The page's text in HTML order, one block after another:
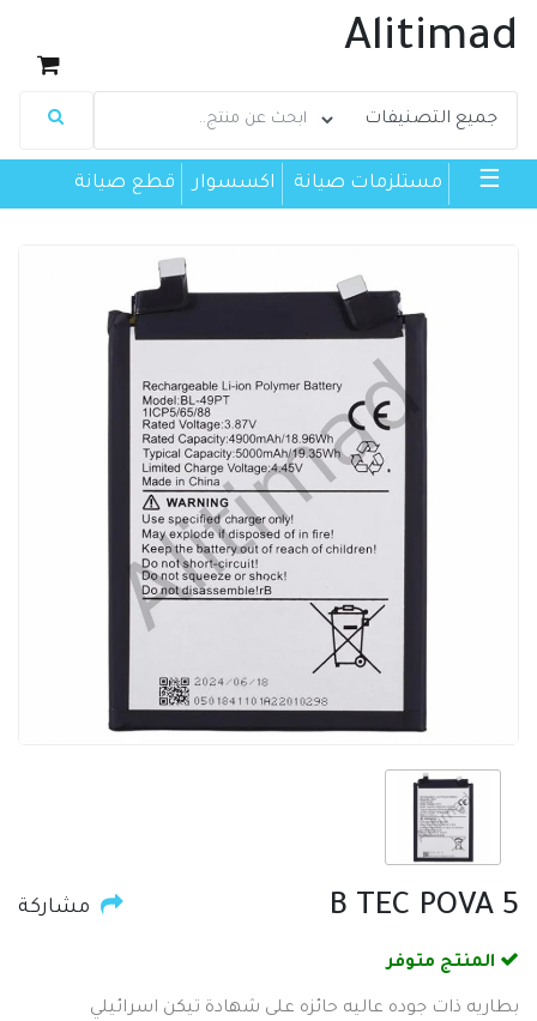
Alitimad
☰ مستلزمات صيانة اكسسوار قطع صيانة
B TEC POVA 5 مشاركة
المنتج متوفر
بطاريه ذات جوده عاليه حائزه على شهادة تيكن اسرائيلي